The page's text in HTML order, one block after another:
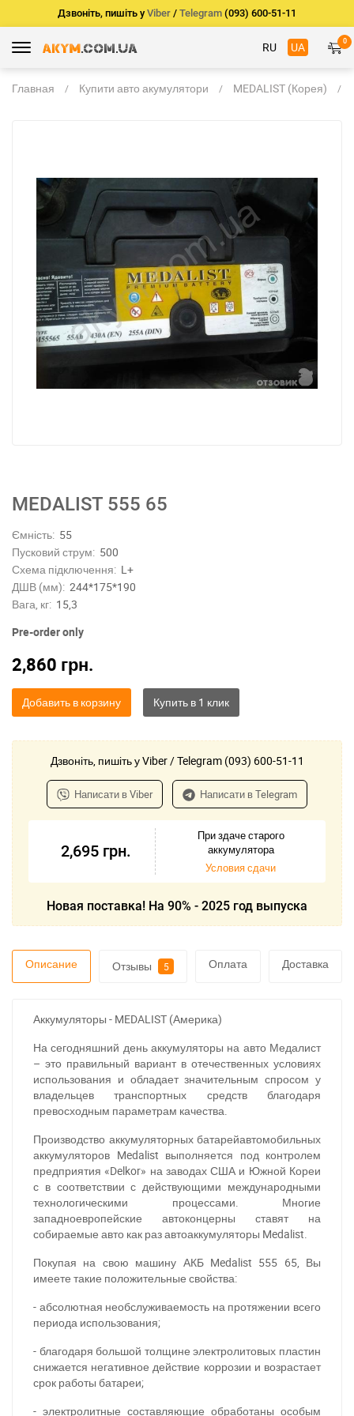
Дзвоніть, пишіть у Viber / Telegram (093) 600-51-11
RU UA 0
Главная Купити авто акумулятори MEDALIST (Корея)
MEDALIST 555 65
Ємність: 55
Пусковий струм: 500
Схема підключення: L+
ДШВ (мм): 244*175*190
Вага, кг: 15,3
Pre-order only
2,860 грн.
Добавить в корзину
Дзвоніть, пишіть у Viber / Telegram (093) 600-51-11
Написати в Viber Написати в Telegram
2,695 грн.
При здаче старого
аккумулятора
Условия сдачи
Новая поставка! На 90% - 2025 год выпуска
Описание Отзывы 5 Оплата Доставка
Аккумуляторы - MEDALIST (Америка)
На сегодняшний день аккумуляторы на авто Медалист
– это правильный вариант в отечественных условиях
использования и обладает значительным спросом у
владельцев транспортных средств благодаря
превосходным параметрам качества.
Производство аккумуляторных батарейавтомобильных
аккумуляторов Medalist выполняется под контролем
предприятия «Delkor» на заводах США и Южной Кореи
с в соответствии с действующими международными
технологическими процессами. Многие
западноевропейские автоконцерны ставят на
собираемые авто как раз автоаккумуляторы Medalist.
Покупая на свою машину АКБ Medalist 555 65, Вы
имеете такие положительные свойства:
- абсолютная необслуживаемость на протяжении всего
периода использования;
- благодаря большой толщине электролитовых пластин
снижается негативное действие коррозии и возрастает
срок работы батареи;
- электролитные составляющие обработаны особым